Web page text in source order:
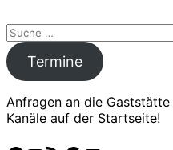
Suchen
nach:
Termine
Anfragen an die
Kanäle auf der Startseite!